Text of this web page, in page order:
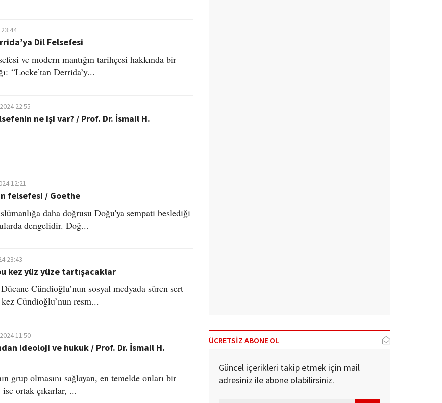
Dil Felsefesi
ve modern mantığın tarihçesi hakkında bir
“Locke’tan Derrida’y...
22:55
ne işi var? / Prof. Dr. İsmail H.
12:21
felsefesi / Goethe
daha doğrusu Doğu'ya sempati beslediği
dengelidir. Doğ...
23:43
kez yüz yüze tartışacaklar
Dücane Cündioğlu’nun sosyal medyada süren sert
kez Cündioğlu’nun resm...
11:50
ideoloji ve hukuk / Prof. Dr. İsmail H.
grup olmasını sağlayan, en temelde onları bir
ise ortak çıkarlar, ...
ÜCRETSİZ ABONE OL
Güncel içerikleri takip etmek için mail
adresiniz ile abone olabilirsiniz.